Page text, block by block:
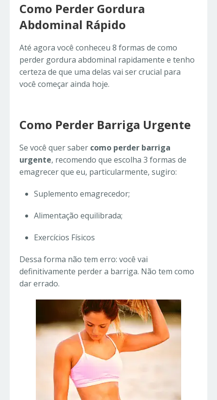
Como Perder Gordura
Abdominal Rápido
Até agora você conheceu 8 formas de como
perder gordura abdominal rapidamente e tenho
certeza de que uma delas vai ser crucial para
você começar ainda hoje.
Como Perder Barriga Urgente
Se você quer saber como perder barriga
urgente, recomendo que escolha 3 formas de
emagrecer que eu, particularmente, sugiro:
Suplemento emagrecedor;
Alimentação equilibrada;
Exercícios Físicos
Dessa forma não tem erro: você vai
definitivamente perder a barriga. Não tem como
dar errado.